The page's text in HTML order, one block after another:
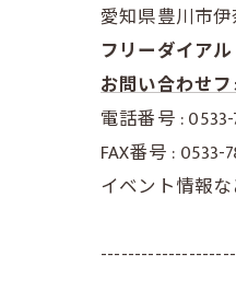
愛知県豊川市伊
フリーダイアル
お問い合わせ
電話番号 : 0533-
FAX番号 : 0533-
イベント情報